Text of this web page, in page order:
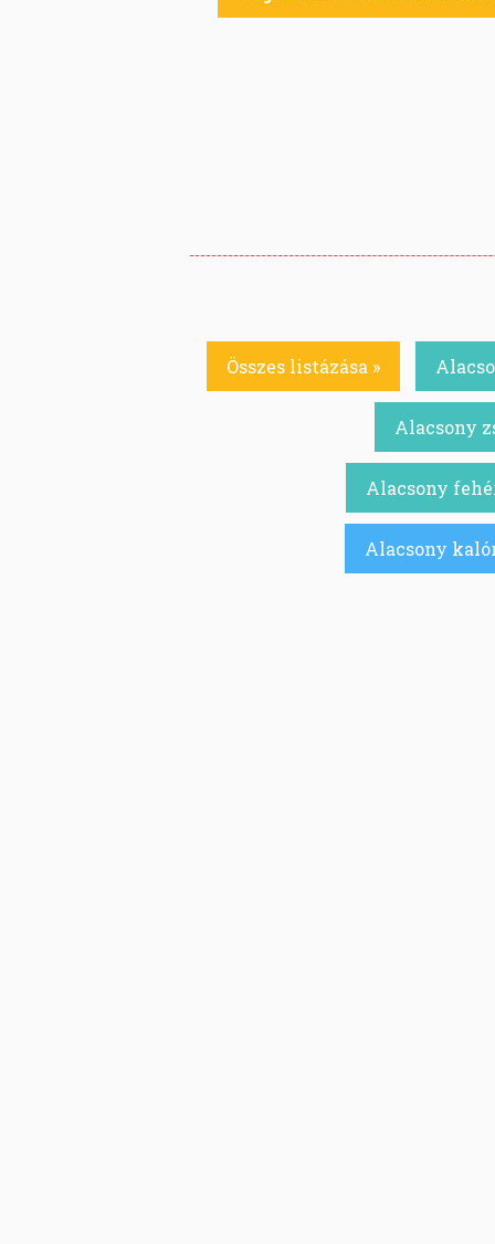
Összes listázása »
Alacsony
Alacsony
Alacsony